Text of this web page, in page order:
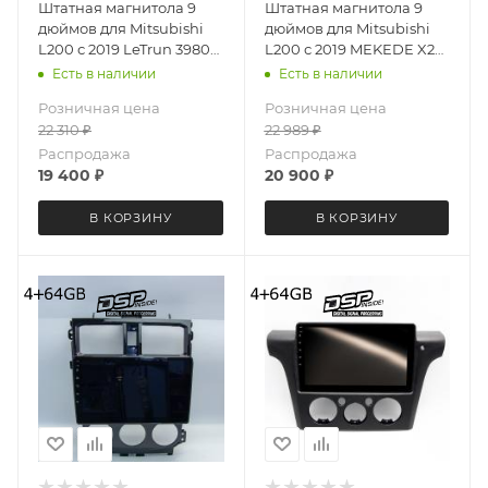
Штатная магнитола 9
дюймов для Mitsubishi
L200 с 2019 LeTrun 3980-
6494 Android 12 UIS8581A
Есть в наличии
Розничная цена
22 310₽
Распродажа
19 400 ₽
В КОРЗИНУ
Штатная магнитола 9
дюймов для Mitsubishi
L200 с 2019 MEKEDE X20-
W 3980-6829 Android 13
9863A DSP
Есть в наличии
Розничная цена
22 989₽
Распродажа
20 900 ₽
В КОРЗИНУ